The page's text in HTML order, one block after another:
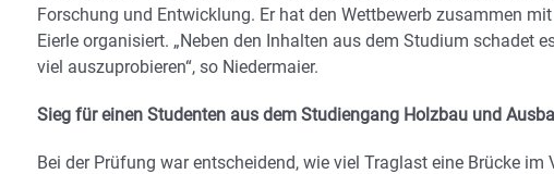
Forschung und Entwicklung. Er hat den Wettbewerb zusammen
Eierle organisiert. „Neben den Inhalten aus dem Studium schadet
viel auszuprobieren“, so Niedermaier.
Sieg für einen Studenten aus dem Studiengang Holzbau und
Bei der Prüfung war entscheidend, wie viel Traglast eine Brücke